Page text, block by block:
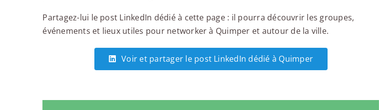
Partagez-lui le post LinkedIn dédié à cette page : il pourra découvrir les groupes,
événements et lieux utiles pour networker à Quimper et autour de la ville.
Voir et partager le post LinkedIn dédié à Quimper